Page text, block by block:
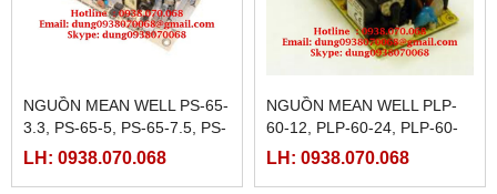
NGUỒN MEAN WELL PS-65-
3.3, PS-65-5, PS-65-7.5, PS-
65-12, PS-65-13.5, PS-65-
LH: 0938.070.068
NGUỒN MEAN WELL PLP-
60-12, PLP-60-24, PLP-60-
48
LH: 0938.070.068